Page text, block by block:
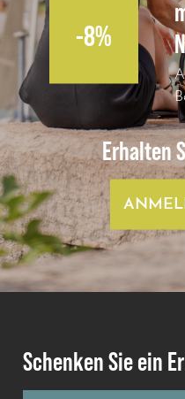
-8%
Erhalten
Schenken Sie ein